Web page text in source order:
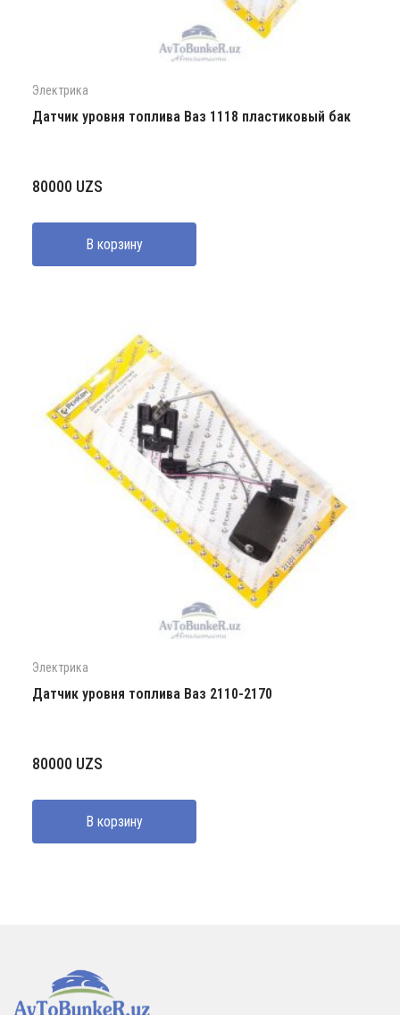
Электрика
Датчик уровня топлива Ваз 1118 пластиковый бак
80000 UZS
В корзину
Электрика
Датчик уровня топлива Ваз 2110-2170
80000 UZS
В корзину